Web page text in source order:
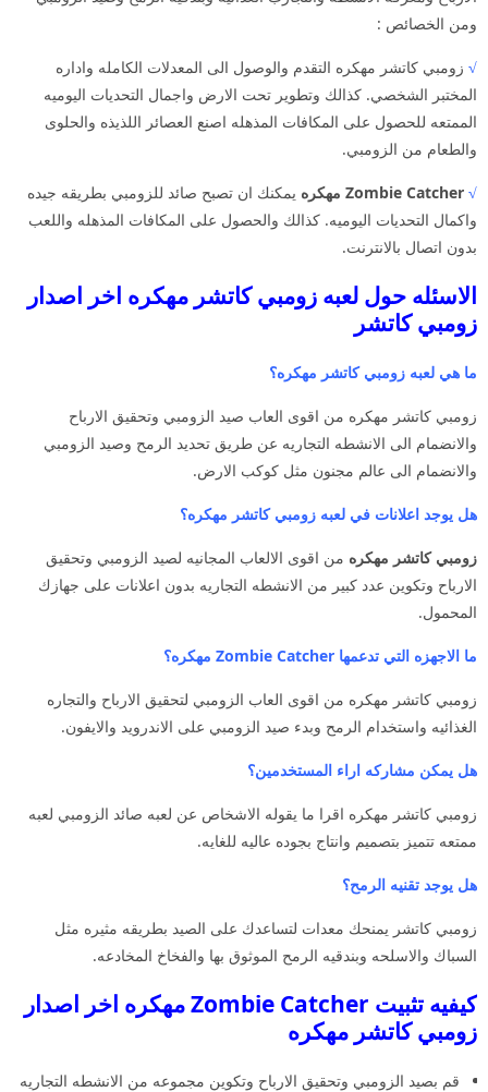
ومن الخصائص :
√ زومبي كاتشر مهكره التقدم والوصول الى المعدلات الكامله واداره
المختبر الشخصي. كذالك وتطوير تحت الارض واجمال التحديات اليوميه
الممتعه للحصول على المكافات المذهله اصنع العصائر اللذيذه والحلوى
والطعام من الزومبي.
√ Zombie Catcher مهكره
يمكنك ان تصبح صائد للزومبي بطريقه جيده
واكمال التحديات اليوميه. كذالك والحصول على المكافات المذهله واللعب
بدون اتصال بالانترنت.
الاسئله حول لعبه زومبي كاتشر مهكره اخر اصدار
زومبي كاتشر
ما هي لعبه زومبي كاتشر مهكره؟
زومبي كاتشر مهكره من اقوى العاب صيد الزومبي وتحقيق الارباح
والانضمام الى الانشطه التجاريه عن طريق تحديد الرمح وصيد الزومبي
والانضمام الى عالم مجنون مثل كوكب الارض.
هل يوجد اعلانات في لعبه زومبي كاتشر مهكره؟
زومبي كاتشر مهكره من اقوى الالعاب المجانيه لصيد الزومبي وتحقيق
الارباح وتكوين عدد كبير من الانشطه التجاريه بدون اعلانات على جهازك
المحمول.
ما الاجهزه التي تدعمها Zombie Catcher مهكره؟
زومبي كاتشر مهكره من اقوى العاب الزومبي لتحقيق الارباح والتجاره
الغذائيه واستخدام الرمح وبدء صيد الزومبي على الاندرويد والايفون.
هل يمكن مشاركه اراء المستخدمين؟
زومبي كاتشر مهكره اقرا ما يقوله الاشخاص عن لعبه صائد الزومبي لعبه
ممتعه تتميز بتصميم وانتاج بجوده عاليه للغايه.
هل يوجد تقنيه الرمح؟
زومبي كاتشر يمنحك معدات لتساعدك على الصيد بطريقه مثيره مثل
السباك والاسلحه وبندقيه الرمح الموثوق بها والفخاخ المخادعه.
كيفيه تثبيت Zombie Catcher مهكره اخر اصدار
زومبي كاتشر مهكره
قم بصيد الزومبي وتحقيق الارباح وتكوين مجموعه من الانشطه التجاريه